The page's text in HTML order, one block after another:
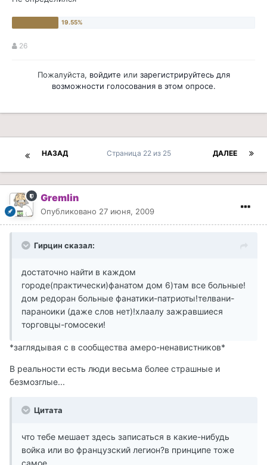
26
Пожалуйста, войдите или зарегистрируйтесьдля
возможности голосования в этом опросе.
НАЗАД ДАЛЕЕ
Страница 22 из 25
Gremlin
Опубликовано 27 июня, 2009
Гирцин сказал:
достаточно найти в каждом
городе(практически)фанатом дом 6)там все больные!
дом редоран больные фанатики-патриоты!телвани-
параноики (даже слов нет)!хлаалу зажравшиеся
торговцы-гомосеки!
*заглядывая с в сообщества амеро-ненавистников*
В реальности есть люди весьма более страшные и
безмозглые...
Цитата
что тебе мешает здесь записаться в какие-нибудь
войка или во французский легион?в принципе тоже